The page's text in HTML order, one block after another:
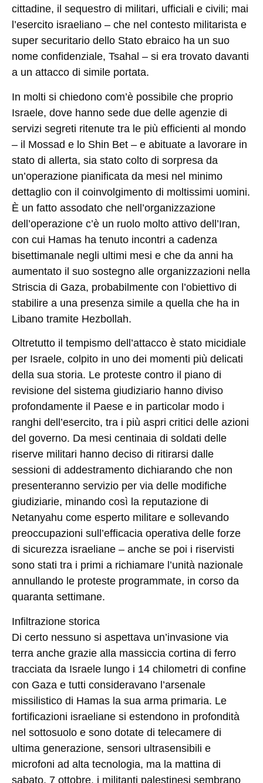
cittadine, il sequestro di militari, ufficiali e civili; mai
l’esercito israeliano – che nel contesto militarista e
super securitario dello Stato ebraico ha un suo
nome confidenziale, Tsahal – si era trovato davanti
a un attacco di simile portata.
In molti si chiedono com’è possibile che proprio
Israele, dove hanno sede due delle agenzie di
servizi segreti ritenute tra le più efficienti al mondo
– il Mossad e lo Shin Bet – e abituate a lavorare in
stato di allerta, sia stato colto di sorpresa da
un’operazione pianificata da mesi nel minimo
dettaglio con il coinvolgimento di moltissimi uomini.
È un fatto assodato che nell’organizzazione
dell’operazione c’è un ruolo molto attivo dell’Iran,
con cui Hamas ha tenuto incontri a cadenza
bisettimanale negli ultimi mesi e che da anni ha
aumentato il suo sostegno alle organizzazioni nella
Striscia di Gaza, probabilmente con l’obiettivo di
stabilire a una presenza simile a quella che ha in
Libano tramite Hezbollah.
Oltretutto il tempismo dell’attacco è stato micidiale
per Israele, colpito in uno dei momenti più delicati
della sua storia. Le proteste contro il piano di
revisione del sistema giudiziario hanno diviso
profondamente il Paese e in particolar modo i
ranghi dell’esercito, tra i più aspri critici delle azioni
del governo. Da mesi centinaia di soldati delle
riserve militari hanno deciso di ritirarsi dalle
sessioni di addestramento dichiarando che non
presenteranno servizio per via delle modifiche
giudiziarie, minando così la reputazione di
Netanyahu come esperto militare e sollevando
preoccupazioni sull’efficacia operativa delle forze
di sicurezza israeliane – anche se poi i riservisti
sono stati tra i primi a richiamare l’unità nazionale
annullando le proteste programmate, in corso da
quaranta settimane.
Infiltrazione storica
Di certo nessuno si aspettava un’invasione via
terra anche grazie alla massiccia cortina di ferro
tracciata da Israele lungo i 14 chilometri di confine
con Gaza e tutti consideravano l’arsenale
missilistico di Hamas la sua arma primaria. Le
fortificazioni israeliane si estendono in profondità
nel sottosuolo e sono dotate di telecamere di
ultima generazione, sensori ultrasensibili e
microfoni ad alta tecnologia, ma la mattina di
sabato, 7 ottobre, i militanti palestinesi sembrano